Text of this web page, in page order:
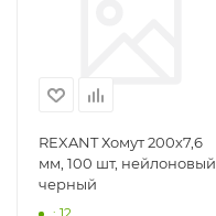
REXANT Хомут 200х7,6
мм, 100 шт, нейлоновый,
черный